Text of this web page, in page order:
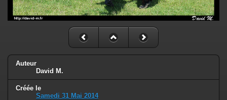
Auteur
David M.
Créée le
Samedi 31 Mai 2014